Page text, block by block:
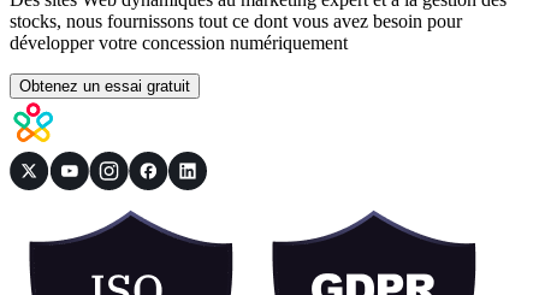
stocks, nous fournissons tout ce dont vous avez besoin pour
développer votre concession numériquement
Obtenez un essai gratuit